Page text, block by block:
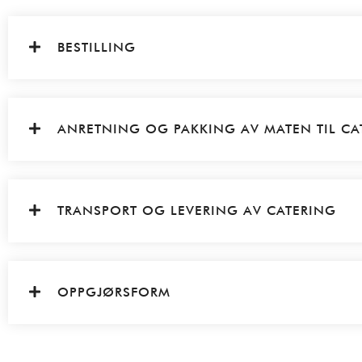
BESTILLING
ANRETNING OG PAKKING AV MATEN TIL
TRANSPORT OG LEVERING AV CATERING
OPPGJØRSFORM